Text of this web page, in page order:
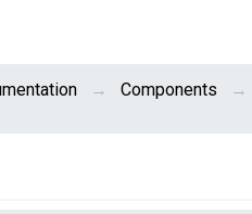
Components